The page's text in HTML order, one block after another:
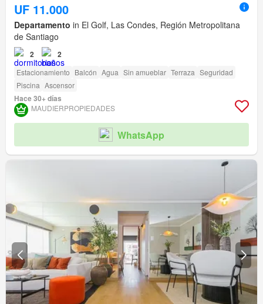
UF 11.000
Departamento in El Golf, Las Condes, Región Metropolitana
de Santiago
2 2
Estacionamiento Balcón Agua Sin amueblar Terraza Seguridad
Piscina Ascensor
Hace 30+ días
MAUDIERPROPIEDADES
WhatsApp